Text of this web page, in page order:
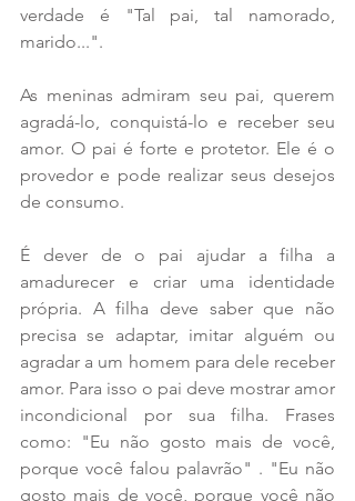
verdade é "Tal pai, tal namorado,
marido...".
As meninas admiram seu pai, querem
agradá-lo, conquistá-lo e receber seu
amor. O pai é forte e protetor. Ele é o
provedor e pode realizar seus desejos
de consumo.
É dever de o pai ajudar a filha a
amadurecer e criar uma identidade
própria. A filha deve saber que não
precisa se adaptar, imitar alguém ou
agradar a um homem para dele receber
amor. Para isso o pai deve mostrar amor
incondicional por sua filha. Frases
como: "Eu não gosto mais de você,
porque você falou palavrão" . "Eu não
gosto mais de você, porque você não